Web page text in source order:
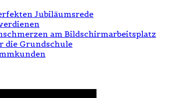
Jubiläumsrede
am Bildschirmarbeitsplatz
die Grundschule